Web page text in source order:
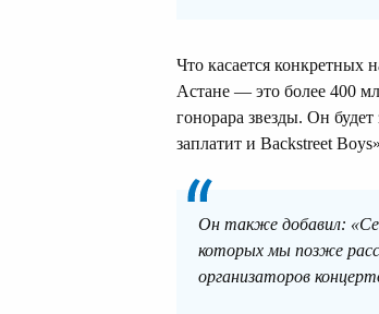
Что касается конкретных
Астане — это более 400
гонорара звезды. Он
заплатит и Backstreet
Он также добавил:
которых мы позже
организаторов